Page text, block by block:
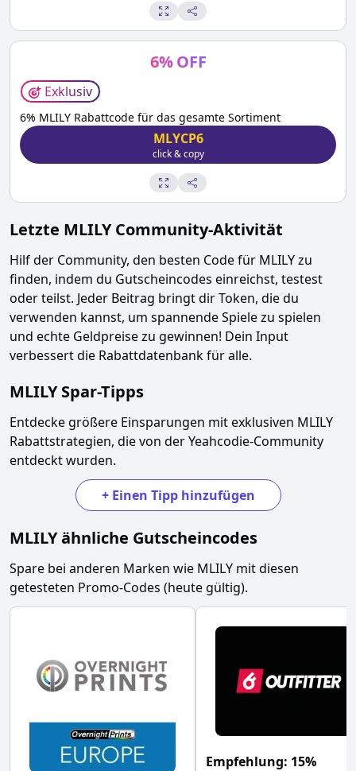
6% OFF
Exklusiv
6% MLILY Rabattcode für das gesamte Sortiment
MLYCP6
click & copy
Letzte MLILYCommunity-Aktivität
Hilf der Community, den besten Code für MLILYzu
finden, indem du Gutscheincodes einreichst, testest
oder teilst. Jeder Beitrag bringt dir Token, die du
verwenden kannst, um spannende Spiele zu spielen
und echte Geldpreise zu gewinnen! Dein Input
verbessert die Rabattdatenbank für alle.
MLILY Spar-Tipps
Entdecke größere Einsparungen mit exklusiven MLILY
Rabattstrategien, die von der Yeahcodie-Community
entdeckt wurden.
+ Einen Tipp hinzufügen
MLILYähnliche Gutscheincodes
Spare bei anderen Marken wie MLILY mit diesen
getesteten Promo-Codes (heute gültig).
Empfehlung: 15%